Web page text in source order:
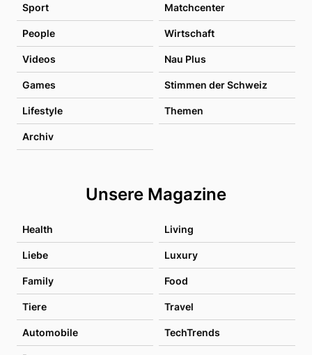
Sport Matchcenter
People Wirtschaft
Videos Nau Plus
Games Stimmen der Schweiz
Lifestyle Themen
Archiv
Unsere Magazine
Health Living
Liebe Luxury
Family Food
Tiere Travel
Automobile TechTrends